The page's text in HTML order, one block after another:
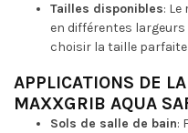
Tailles disponibles:
en différentes
choisir la taille
APPLICATIONS DE
MAXXGRIB AQUA
Sols de salle de bain: